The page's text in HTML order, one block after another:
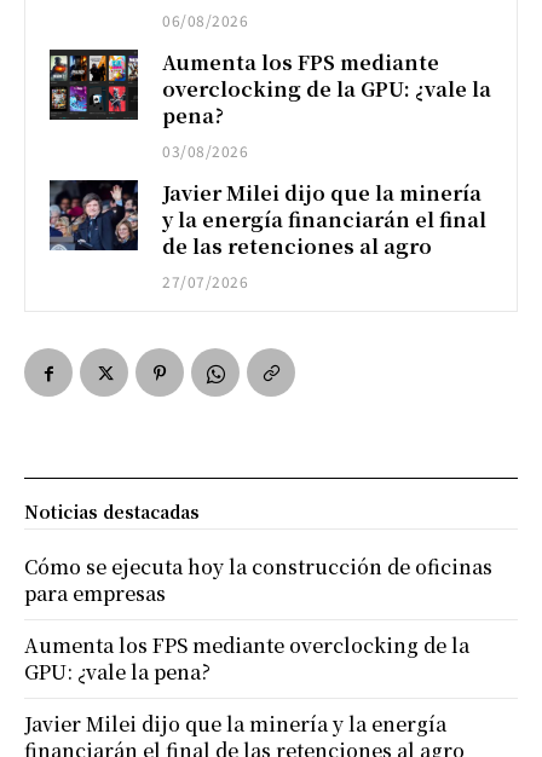
06/08/2026
Aumenta los FPS mediante
overclocking de la GPU: ¿vale la
pena?
03/08/2026
Javier Milei dijo que la minería
y la energía financiarán el final
de las retenciones al agro
27/07/2026
Noticias destacadas
Cómo se ejecuta hoy la construcción de oficinas
para empresas
Aumenta los FPS mediante overclocking de la
GPU: ¿vale la pena?
Javier Milei dijo que la minería y la energía
financiarán el final de las retenciones al agro